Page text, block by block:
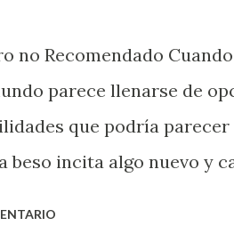
no Recomendado
parece llenarse de
que podría
beso incita algo nuevo y